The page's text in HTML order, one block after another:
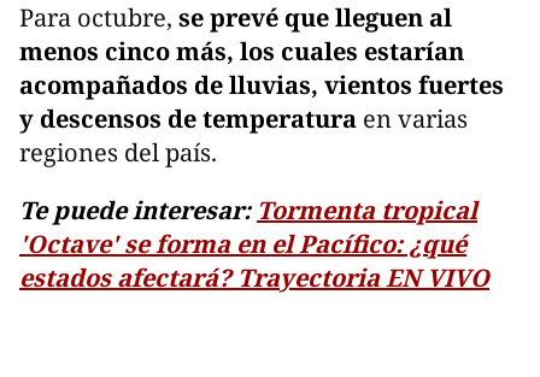
Para octubre, se prevé que lleguen al
menos cinco más, los cuales estarían
acompañados de lluvias, vientos fuertes
y descensos de temperatura en varias
regiones del país.
Te puede interesar: Tormenta tropical
'Octave' se forma en el Pacífico: ¿qué
estados afectará? Trayectoria EN VIVO